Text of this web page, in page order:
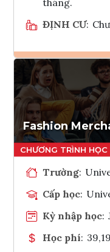
ĐỊNH CƯ:
Fashion
Trường:
Cấp học:
Kỳ nhập học:
Học phí: